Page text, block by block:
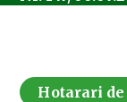
Hotarari